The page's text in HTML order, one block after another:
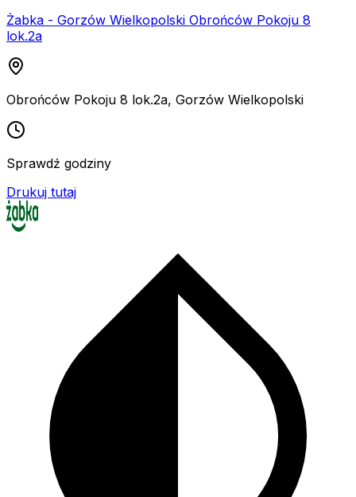
Żabka - Gorzów Wielkopolski Obrońców Pokoju 8
lok.2a
Obrońców Pokoju 8 lok.2a, Gorzów Wielkopolski
Sprawdź godziny
Drukuj tutaj